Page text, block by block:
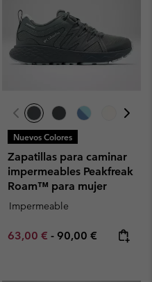
Nuevos Colores
Zapatillas para caminar
impermeables Peakfreak
Roam™ para mujer
Impermeable
Minimum sale price:
63,00 € - Maximum price:
90,00 €